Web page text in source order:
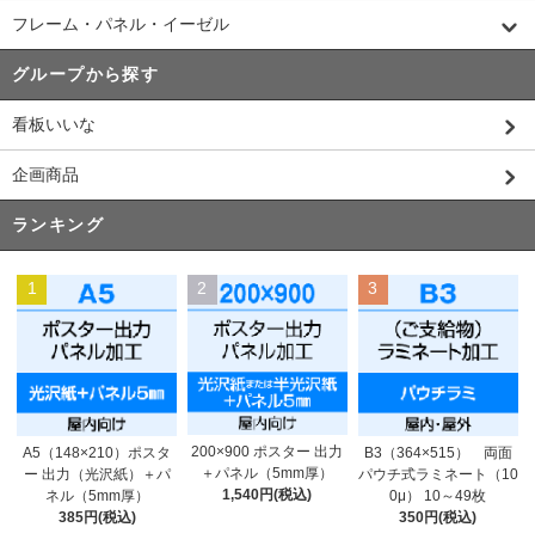
フレーム・パネル・イーゼル
グループから探す
看板いいな
企画商品
ランキング
1
A5（148×210）ポスタ
ー 出力（光沢紙）＋パ
ネル（5mm厚）
385円(税込)
2
200×900 ポスター 出力
＋パネル（5mm厚）
1,540円(税込)
3
B3（364×515） 両面
パウチ式ラミネート（10
0μ） 10～49枚
350円(税込)